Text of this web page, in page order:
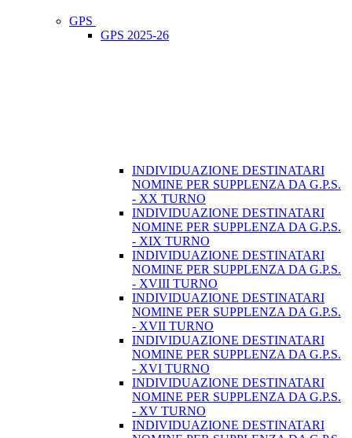
GPS
GPS 2025-26
INDIVIDUAZIONE DESTINATARI
NOMINE PER SUPPLENZA DA G.P.S.
- XX TURNO
INDIVIDUAZIONE DESTINATARI
NOMINE PER SUPPLENZA DA G.P.S.
- XIX TURNO
INDIVIDUAZIONE DESTINATARI
NOMINE PER SUPPLENZA DA G.P.S.
- XVIII TURNO
INDIVIDUAZIONE DESTINATARI
NOMINE PER SUPPLENZA DA G.P.S.
- XVII TURNO
INDIVIDUAZIONE DESTINATARI
NOMINE PER SUPPLENZA DA G.P.S.
- XVI TURNO
INDIVIDUAZIONE DESTINATARI
NOMINE PER SUPPLENZA DA G.P.S.
- XV TURNO
INDIVIDUAZIONE DESTINATARI